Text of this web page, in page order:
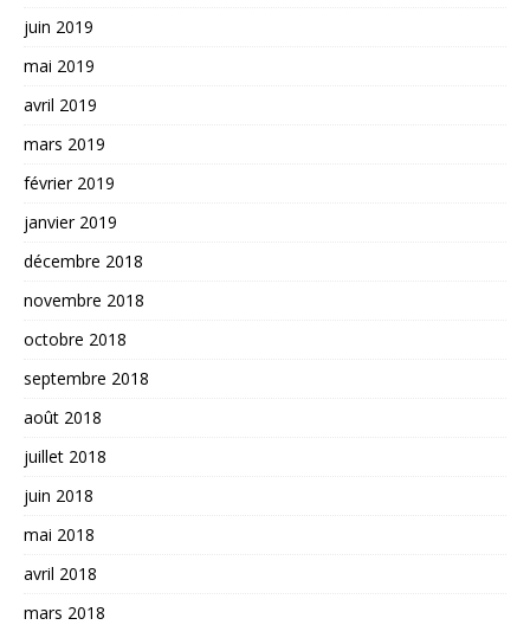
juin 2019
mai 2019
avril 2019
mars 2019
février 2019
janvier 2019
décembre 2018
novembre 2018
octobre 2018
septembre 2018
août 2018
juillet 2018
juin 2018
mai 2018
avril 2018
mars 2018